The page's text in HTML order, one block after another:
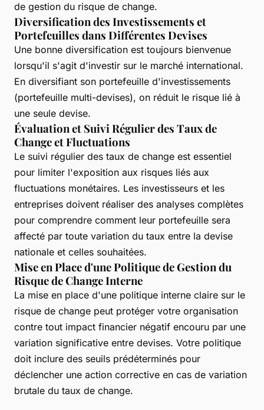
de gestion du risque de change.
Diversification des Investissements et
Portefeuilles dans Différentes Devises
Une bonne diversification est toujours bienvenue
lorsqu'il s'agit d'investir sur le marché international.
En diversifiant son portefeuille d'investissements
(portefeuille multi-devises), on réduit le risque lié à
une seule devise.
Évaluation et Suivi Régulier des Taux de
Change et Fluctuations
Le suivi régulier des taux de change est essentiel
pour limiter l'exposition aux risques liés aux
fluctuations monétaires. Les investisseurs et les
entreprises doivent réaliser des analyses complètes
pour comprendre comment leur portefeuille sera
affecté par toute variation du taux entre la devise
nationale et celles souhaitées.
Mise en Place d'une Politique de Gestion du
Risque de Change Interne
La mise en place d'une politique interne claire sur le
risque de change peut protéger votre organisation
contre tout impact financier négatif encouru par une
variation significative entre devises. Votre politique
doit inclure des seuils prédéterminés pour
déclencher une action corrective en cas de variation
brutale du taux de change.